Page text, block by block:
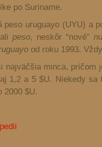
po Suriname.
peso uruguayo (UYU) a
peso, neskôr “nové”
od roku 1993.
najväčšia minca, pričom
1,2 a 5 $U. Niekedy
2000 $U.